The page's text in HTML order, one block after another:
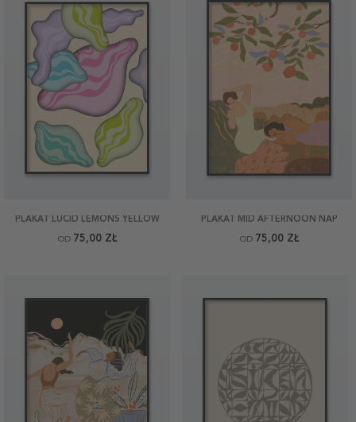
PLAKAT LUCID LEMONS YELLOW
OD 75,00 ZŁ
PLAKAT MID AFTERNOON NAP
OD 75,00 ZŁ